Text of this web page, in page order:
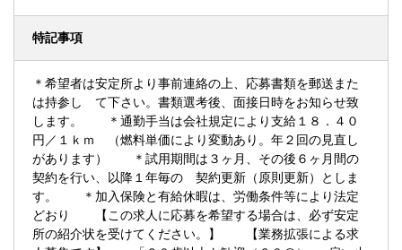
特記事項
＊希望者は安定所より事前連絡の上、応募書類を郵送また
は持参し て下さい。書類選考後、面接日時をお知らせ致
します。 ＊通勤手当は会社規定により支給１８．４０
円／１ｋｍ （燃料単価により変動あり。年２回の見直し
があります） ＊試用期間は３ヶ月、その後６ヶ月間の
契約を行い、以降１年毎の 契約更新（原則更新）としま
す。 ＊加入保険と有給休暇は、労働条件等により法定
どおり 【この求人に応募を希望する場合は、必ず安定
所の紹介状を受けてください。】 【業務拡張による求